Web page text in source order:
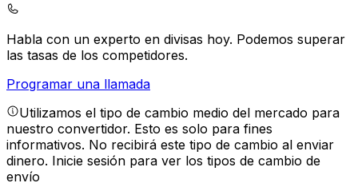
Habla con un experto en divisas hoy. Podemos superar
las tasas de los competidores.
Programar una llamada
Utilizamos el tipo de cambio medio del mercado para
nuestro convertidor. Esto es solo para fines
informativos. No recibirá este tipo de cambio al enviar
dinero. Inicie sesión para ver los tipos de cambio de
envío